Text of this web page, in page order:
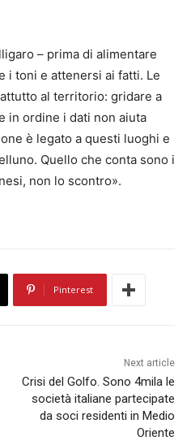
– prima di alimentare
i toni e attenersi ai fatti. Le
al territorio: gridare a
in ordine i dati non aiuta
è legato a questi luoghi e
Quello che conta sono i
non lo scontro».
Pinterest
Next article
Crisi del Golfo. Sono 4mila le
società italiane partecipate
da soci residenti in Medio
Oriente